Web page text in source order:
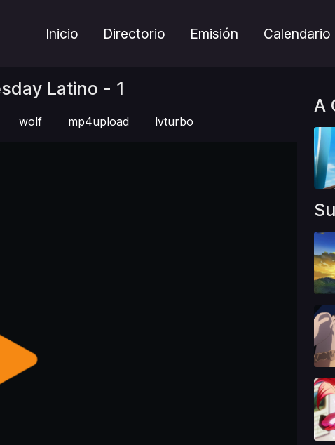
Inicio Directorio Emisión Calendario
Latino - 1
wolf mp4upload lvturbo
A